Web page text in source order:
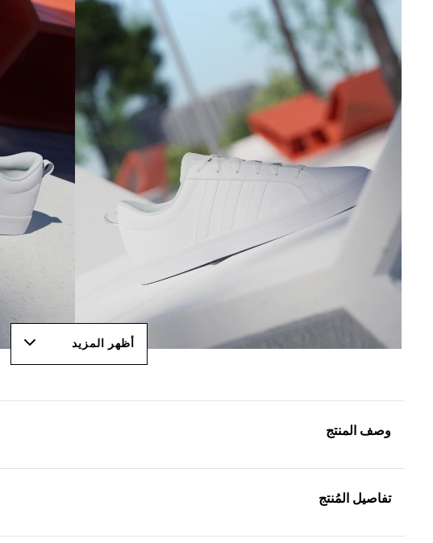
أظهر المزيد
وصف المنتج
تفاصيل المُنتج